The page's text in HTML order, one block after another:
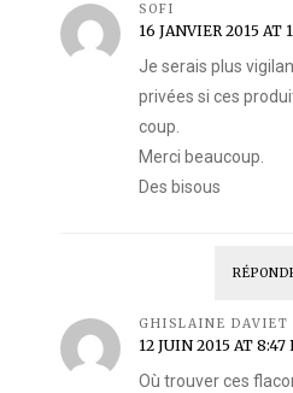
SOFI
16 JANVIER 2015 AT
Je serais plus
privées si ces
coup.
Merci beaucoup.
Des bisous
GHISLAINE DAVIET
12 JUIN 2015 AT 8:47
Où trouver ces